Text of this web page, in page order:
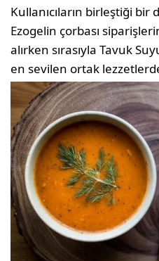
Kullanıcıların birleştiği
Ezogelin çorbası
alırken sırasıyla Tavuk
en sevilen ortak